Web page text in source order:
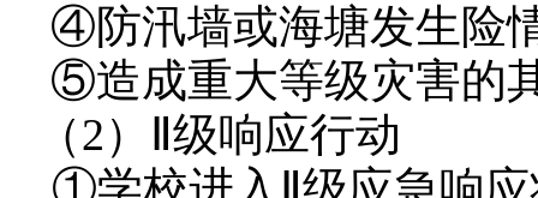
④防汛墙或海塘发生险
⑤造成重大等级灾害的
（2）Ⅱ级响应行动